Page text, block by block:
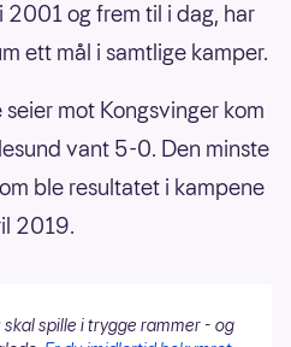
og frem til i dag, har
ett mål i samtlige kamper.
mot Kongsvinger kom
vant 5-0. Den minste
ble resultatet i kampene
2019.
spille i trygge rammer - og